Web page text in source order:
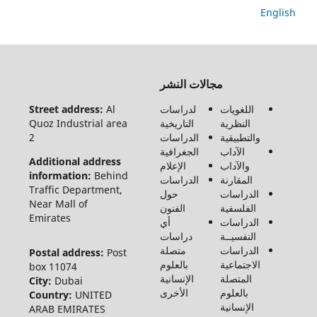
مجالات النشر
اللغويات
الآداب
الدراسات
الدراسات
الدراسات
لدراسات
التاريخية
الدراسات
الجغرافية
الإعلام
الدراسات
حول
الفنون
أي
دراسات
متصلة
بالعلوم
الإنسانية
الأخرى
Street address:
Quoz Industrial area
Additional address
information:
Behind
Traffic Department,
Near Mall of
Postal address:
Post
box 11074
City:
Country:
ARAB EMIRATES
لـ مجلة
الإنسانيات
والاجتماع
©2026